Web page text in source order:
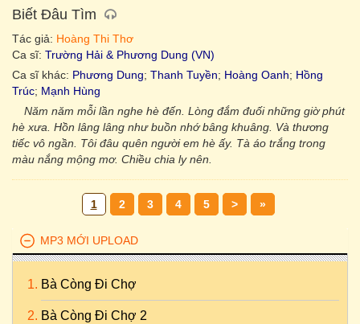
Biết Đâu Tìm
Tác giả: Hoàng Thi Thơ
Ca sĩ: Trường Hải & Phương Dung (VN)
Ca sĩ khác: Phương Dung; Thanh Tuyền; Hoàng Oanh; Hồng
Trúc; Mạnh Hùng
Năm năm mỗi lần nghe hè đến. Lòng đắm đuối những giờ phút
hè xưa. Hồn lâng lâng như buồn nhớ bâng khuâng. Và thương
tiếc vô ngần. Tôi đâu quên người em hè ấy. Tà áo trắng trong
màu nắng mộng mơ. Chiều chia ly nên.
1 2 3 4 5 > »
MP3 MỚI UPLOAD
Bà Còng Đi Chợ
Bà Còng Đi Chợ 2